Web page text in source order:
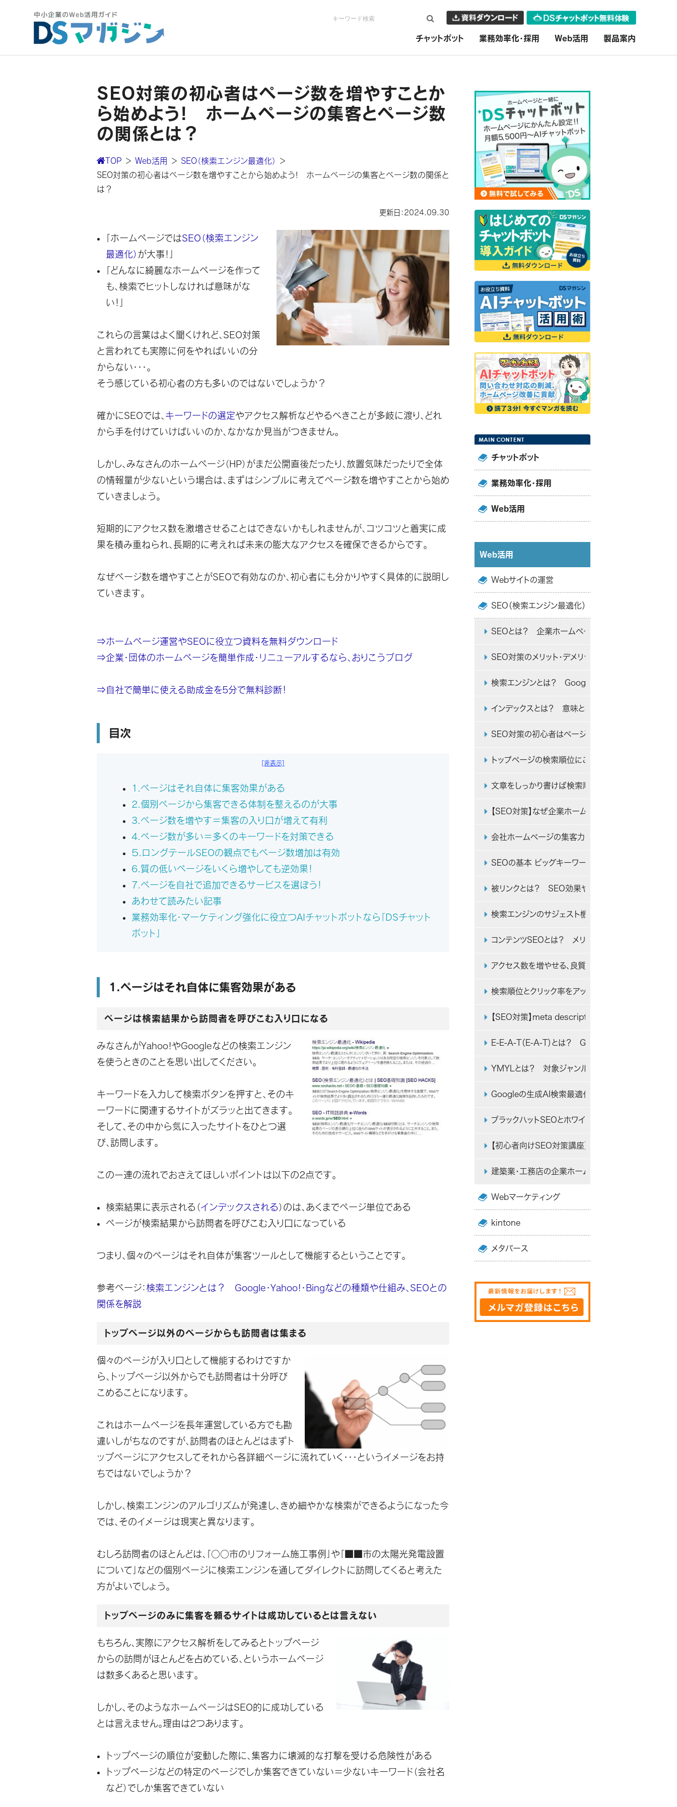
チャットボット 業務効率化・採用 Web活用 製品案内
検索
SEO対策の初心者はページ数を増やすことか
ら始めよう! ホームページの集客とページ数
の関係とは？
TOP ＞ Web活用 ＞ SEO（検索エンジン最適化）
＞
SEO対策の初心者はページ数を増やすことから始めよう! ホームページの集客とページ数の関係と
は？
更新日：2024.09.30
「ホームページではSEO（検索エンジン
最適化） が大事！」
「どんなに綺麗なホームページを作って
も、検索でヒットしなければ意味がな
い！」
これらの言葉はよく聞くけれど、 SEO対策
と言われても実際に何をやればいいの分
からない・・・。
そう感じている初心者の方も多いのではないでしょうか？
確かにSEOでは、 キーワードの選定やアクセス解析などやるべきことが多岐に渡り、どれ
から手を付けていけばいいのか、なかなか見当がつきません。
しかし、 みなさんのホームページ（HP）がまだ公開直後だったり、放置気味だったりで全体
の情報量が少ないという場合は、まずはシンプルに考えてページ数を増やすことから始め
ていきましょう。
短期的にアクセス数を激増させることはできないかもしれませんが、 コツコツと着実に成
果を積み重ねられ、長期的に考えれば未来の膨大なアクセスを確保できる からです。
なぜページ数を増やすことがSEOで有効なのか、初心者にも分かりやすく具体的に説明し
ていきます。
⇒ホームページ運営やSEOに役立つ資料を無料ダウンロード
⇒企業・団体のホームページを簡単作成・リニューアルするなら、おりこうブログ
⇒自社で簡単に使える助成金を5分で無料診断！
目次
[非表示]
1.ページはそれ自体に集客効果がある
2.個別ページから集客できる体制を整えるのが大事
3.ページ数を増やす＝集客の入り口が増えて有利
4.ページ数が多い＝多くのキーワードを対策できる
５.ロングテールSEOの観点でもページ数増加は有効
6.質の低いページをいくら増やしても逆効果！
7.ページを自社で追加できるサービスを選ぼう！
あわせて読みたい記事
業務効率化・マーケティング強化に役立つAIチャットボットなら「DSチャット
ボット」
1.ページはそれ自体に集客効果がある
ページは検索結果から訪問者を呼びこむ入り口になる
みなさんがYahoo!やGoogleなどの検索エンジン
を使うときのことを思い出してください。
キーワードを入力して検索ボタンを押すと、そのキ
ーワードに関連するサイトがズラッと出てきます。
そして、その中から気に入ったサイトをひとつ選
び、訪問します。
この一連の流れでおさえてほしいポイントは以下の2点です。
検索結果に表示される（インデックスされる）のは、あくまでページ単位である
ページが検索結果から訪問者を呼びこむ入り口になっている
つまり、 個々のページはそれ自体が集客ツールとして機能するということです。
参考ページ： 検索エンジンとは？ Google・Yahoo!・Bingなどの種類や仕組み、SEOとの
関係を解説
トップページ以外のページからも訪問者は集まる
個々のページが入り口として機能するわけですか
ら、
トップページ以外からでも訪問者は十分呼び
こめる ことになります。
これはホームページを長年運営している方でも勘
違いしがちなのですが、 訪問者のほとんどはまずト
ップページにアクセスしてそれから各詳細ページに流れていく・・・というイメージをお持
ちではないでしょうか？
しかし、 検索エンジンのアルゴリズムが発達し、きめ細やかな検索ができるようになった今
では、そのイメージは現実と異なります。
むしろ訪問者のほとんどは、「○○市のリフォーム施工事例」や「■■市の太陽光発電設置
について」などの個別ページに検索エンジンを通してダイレクトに訪問してくると考えた
方がよいでしょう。
トップページのみに集客を頼るサイトは成功しているとは言えない
もちろん、実際にアクセス解析をしてみるとトップページ
からの訪問がほとんどを占めている、というホームページ
は数多くあると思います。
しかし、そのようなホームページはSEO的に成功している
とは言えません。理由は2つあります。
トップページの順位が変動した際に、集客力に壊滅的な打撃を受ける危険性がある
トップページなどの特定のページでしか集客できていない＝少ないキーワード（会社名
など）でしか集客できていない
チャットボット
業務効率化・採用
Web活用
Web活用
Webサイトの運営
SEO（検索エンジン最適化）
SEOとは？ 企業ホームページのSEO対策で集客す
SEO対策のメリット・デメリットとは？ SNS・Web
検索エンジンとは？ Google・Yahoo!・Bingなどの
インデックスとは？ 意味と検索エンジンの仕組み・
SEO対策の初心者はページ数を増やすことから始め
トップページの検索順位にこだわる会社はなぜSEO
文章をしっかり書けば検索順位が上がる！ SEOと文
【SEO対策】なぜ企業ホームページの集客では、Web
会社ホームページの集客力アップ！ 初心者でも簡単
SEOの基本 ビッグキーワードとスモールキーワードと
被リンクとは？ SEO効果や良質なリンクを増やす方
検索エンジンのサジェスト機能とは？ SEO対策への
コンテンツSEOとは？ メリットとデメリット、実施
アクセス数を増やせる、良質なSEOコンテンツの作り
検索順位とクリック率をアップさせやすいtitleタグ（ペ
【SEO対策】meta descriptionタグの最適な文字数
E-E-A-T（E-A-T）とは？ Googleの評価基準とSEO
YMYLとは？ 対象ジャンルやSEOでの対策ポイン
Googleの生成AI検索最適化ガイドを初心者向けに解
ブラックハットSEOとホワイトハットSEOの違いと
【初心者向けSEO対策講座】 教えて、SEO番長!!
建築業・工務店の企業ホームページでSEO対策すべ
Webマーケティング
kintone
メタバース